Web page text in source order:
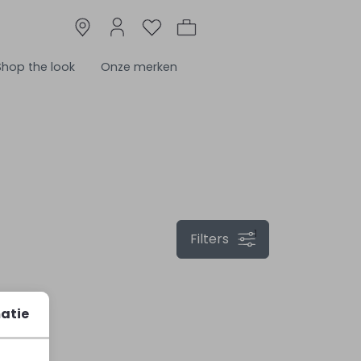
the look Onze merken
1
Filters